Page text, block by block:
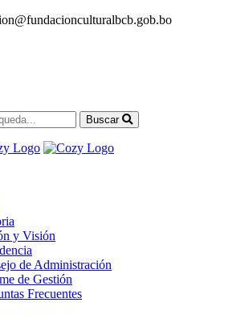
Buscar
y Visión
de Administración
de Gestión
Frecuentes